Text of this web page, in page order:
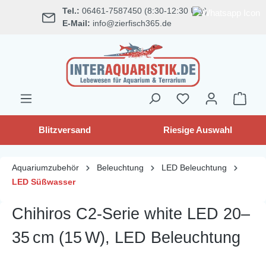
springen Tel.: 06461-7587450 (8:30-12:30 Uhr)
E-Mail: info@zierfisch365.de
Blitzversand Riesige Auswahl
Aquariumzubehör Beleuchtung
LED Beleuchtung
LED Süßwasser
Chihiros C2-Serie white LED 20–
35 cm (15 W), LED Beleuchtung